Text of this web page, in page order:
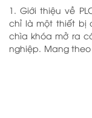
1. Giới thiệu về PLC Omron
chỉ là một thiết bị
chìa khóa mở ra
nghiệp. Mang
mình qua nhiều
nhau. Với khả